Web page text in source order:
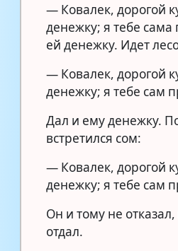
— Ковалек, дорогой
денежку; я тебе сама
ей денежку. Идет
— Ковалек, дорогой
денежку; я тебе сам
Дал и ему денежку.
встретился сом:
— Ковалек, дорогой
денежку; я тебе сам
Он и тому не
отдал.